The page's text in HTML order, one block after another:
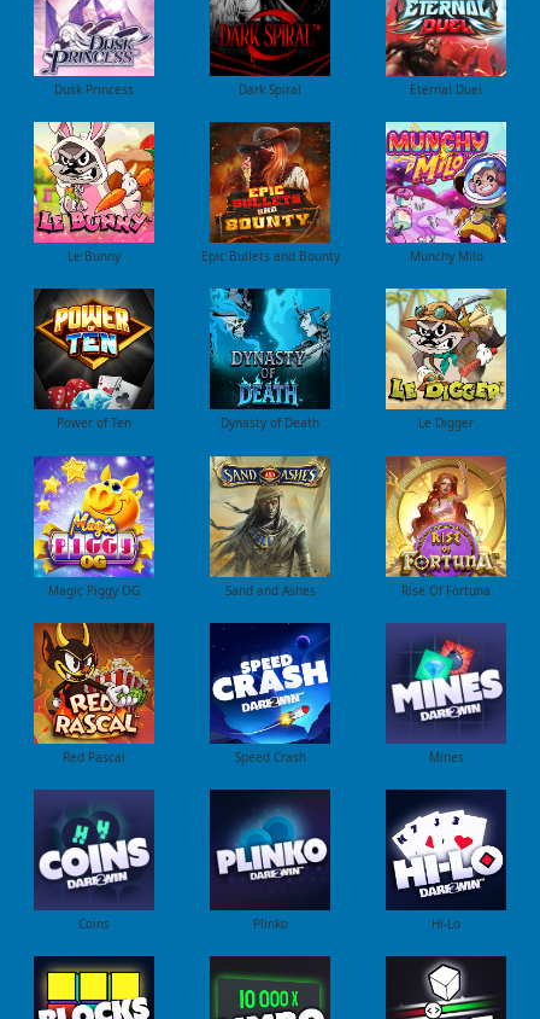
Dusk Princess Dark Spiral Eternal Duel
Le Bunny Epic Bullets and Bounty Munchy Milo
Power of Ten Dynasty of Death Le Digger
Magic Piggy OG Sand and Ashes Rise Of Fortuna
Red Pascal Speed Crash Mines
Coins Plinko Hi-Lo